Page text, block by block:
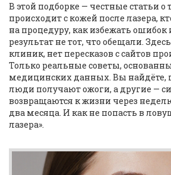
В этой подборке — честные статьи о
происходит с кожей после лазера,
на процедуру, как избежать ошибок
результат не тот, что обещали.
клиник, нет пересказов с сайтов
Только реальные советы,
медицинских данных. Вы найдёте,
люди получают ожоги, а другие —
возвращаются к жизни через
два месяца. И как не попасть в
лазера».